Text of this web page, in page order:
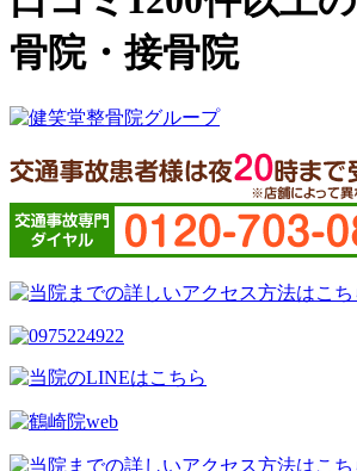
骨院・接骨院